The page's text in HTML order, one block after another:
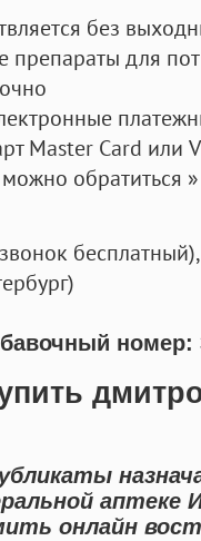
без
препараты для
Master Card или
обратиться
бесплатный),
номер:
аптеке
онлайн